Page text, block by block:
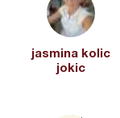
jasmina kolic
jokic